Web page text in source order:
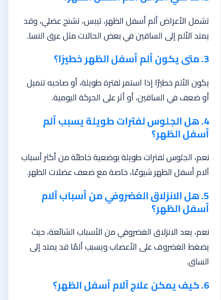
تشمل الأعراض ألم أسفل الظهر، تيبس، تشنج عضلي، وقد
يمتد الألم إلى الساقين في بعض الحالات مثل عرق النسا.
3. متى يكون ألم أسفل الظهر خطيرًا؟
يكون الألم خطيرًا إذا استمر لفترة طويلة، أو صاحبه تنميل
أو ضعف في الساقين، أو أثر على الحركة اليومية.
4. هل الجلوس لفترات طويلة يسبب ألم
أسفل الظهر؟
نعم، الجلوس لفترات طويلة بوضعية خاطئة من أكثر أسباب
آلام أسفل الظهر شيوعًا، خاصة مع ضعف عضلات الظهر.
5. هل الانزلاق الغضروفي من أسباب آلام
أسفل الظهر؟
نعم، يعد الانزلاق الغضروفي من الأسباب الشائعة، حيث
يضغط الغضروف على الأعصاب ويسبب ألمًا قد يمتد إلى
الساق.
6. كيف يمكن علاج آلام أسفل الظهر؟